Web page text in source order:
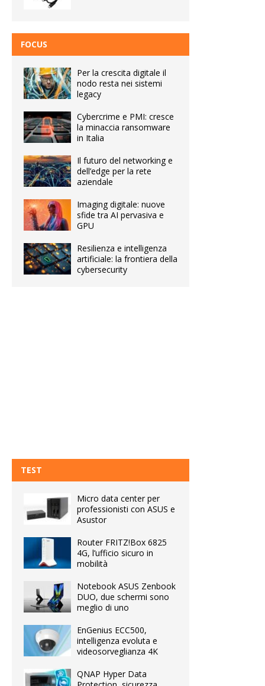
FOCUS
Per la crescita digitale il
nodo resta nei sistemi
legacy
Cybercrime e PMI: cresce
la minaccia ransomware
in Italia
Il futuro del networking e
dell’edge per la rete
aziendale
Imaging digitale: nuove
sfide tra AI pervasiva e
GPU
Resilienza e intelligenza
artificiale: la frontiera della
cybersecurity
TEST
Micro data center per
professionisti con ASUS e
Asustor
Router FRITZ!Box 6825
4G, l’ufficio sicuro in
mobilità
Notebook ASUS Zenbook
DUO, due schermi sono
meglio di uno
EnGenius ECC500,
intelligenza evoluta e
videosorveglianza 4K
QNAP Hyper Data